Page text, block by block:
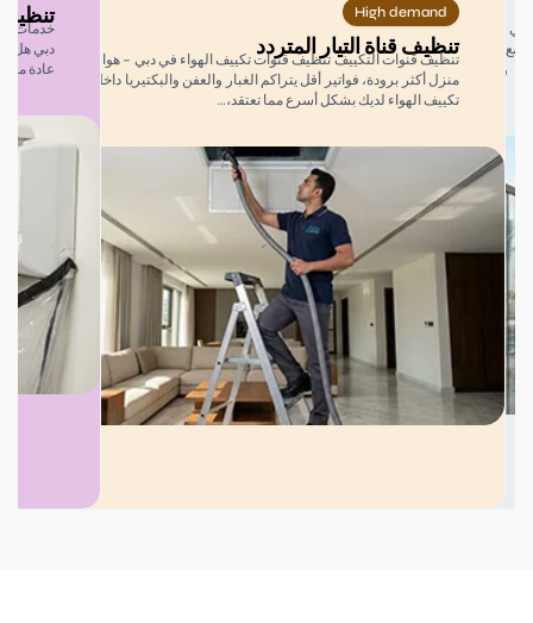
High demand
تنظيف قناة التيار المتردد
تنظيف قنوات التكييف تنظيف قنوات تكييف الهواء في دبي – هواء أنظف،
منزل أكثر برودة، فواتير أقل يتراكم الغبار والعفن والبكتيريا داخل قنوات
تكييف الهواء لديك بشكل أسرع مما تعتقد،…
تنظيف ملف
خدمات تنظيف
دبي هل ينفث مكيف
عادة ما تكون